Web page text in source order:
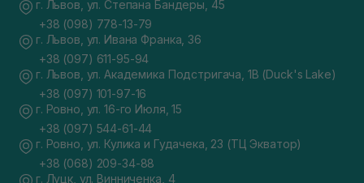
г. Львов, ул. Степана Бандеры, 45
+38 (098) 778-13-79
г. Львов, ул. Ивана Франка, 36
+38 (097) 611-95-94
г. Львов, ул. Академика Подстригача, 1В (Duck's Lake)
+38 (097) 101-97-16
г. Ровно, ул. 16-го Июля, 15
+38 (097) 544-61-44
г. Ровно, ул. Кулика и Гудачека, 23 (ТЦ Экватор)
+38 (068) 209-34-88
г. Луцк, ул. Винниченка, 4